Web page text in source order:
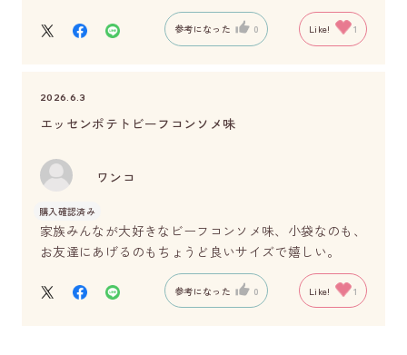
参考になった 0 Like! 1
2026.6.3
エッセンポテトビーフコンソメ味
ワンコ
購入確認済み
家族みんなが大好きなビーフコンソメ味、小袋なのも、
お友達にあげるのもちょうど良いサイズで嬉しい。
参考になった 0 Like! 1